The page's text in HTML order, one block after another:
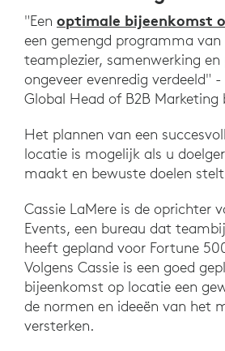
"Een optimale bijeenkomst
een gemengd programma van
teamplezier, samenwerking en
ongeveer evenredig verdeeld"
Global Head of B2B Marketing
Het plannen van een
locatie is mogelijk als u
maakt en bewuste doelen
Cassie LaMere is de oprichter
Events, een bureau dat
heeft gepland voor Fortune
Volgens Cassie is een goed
bijeenkomst op locatie een
de normen en ideeën van het
versterken.